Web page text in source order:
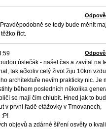
se tedy bude měnit
říct.
ústečák - našel čas a zavítal na
tak ačkoliv celý život žiju 10km
architektuře nevím prakticky nic. Je
během posledních několika
se mají čím chlubit. Hned jak to
v první řadě etážovky v Trnovanech,
:P!
objevů a zdárné šíření osvěty o